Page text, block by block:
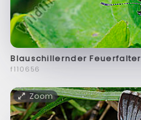
Blauschillernder Feuerfalter
f110656
Zoom